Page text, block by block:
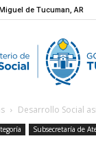
de Tucuman, AR
Desarrollo Social
Subsecretaría de